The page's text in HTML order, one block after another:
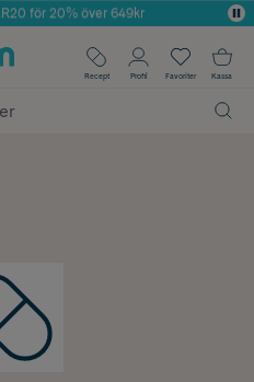
inom Skönhet
för 20% över 649kr
frakt
alla köp*
Recept Profil Favoriter Kassa